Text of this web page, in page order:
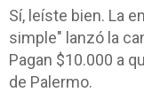
Sí, leíste bien. La
simple" lanzó la
Pagan $10.000 a
de Palermo.